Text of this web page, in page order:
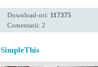
Download-uri: 117375
Comentarii: 2
SimpleThis